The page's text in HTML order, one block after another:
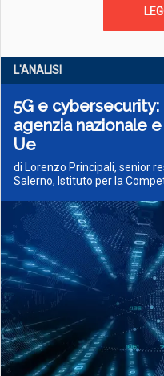
L'ANALISI
5G e
agenzia nazionale
Ue
di Lorenzo Principali, senior
Salerno, Istituto per la